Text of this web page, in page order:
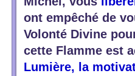
ont empêché de
Volonté Divine
cette Flamme est
Lumière, la